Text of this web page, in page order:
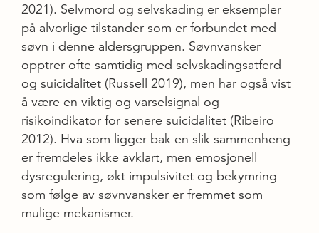
2021). Selvmord og selvskading er eksempler
på alvorlige tilstander som er forbundet med
søvn i denne aldersgruppen. Søvnvansker
opptrer ofte samtidig med selvskadingsatferd
og suicidalitet (Russell 2019), men har også vist
å være en viktig og varselsignal og
risikoindikator for senere suicidalitet (Ribeiro
2012). Hva som ligger bak en slik sammenheng
er fremdeles ikke avklart, men emosjonell
dysregulering, økt impulsivitet og bekymring
som følge av søvnvansker er fremmet som
mulige mekanismer.